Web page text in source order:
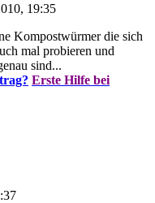
19:35
Kompostwürmer die sich
mal probieren und
sind...
Erste Hilfe bei